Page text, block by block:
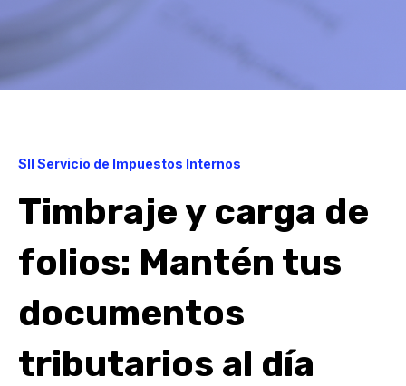
SII Servicio de Impuestos Internos
Timbraje y carga de
folios: Mantén tus
documentos
tributarios al día